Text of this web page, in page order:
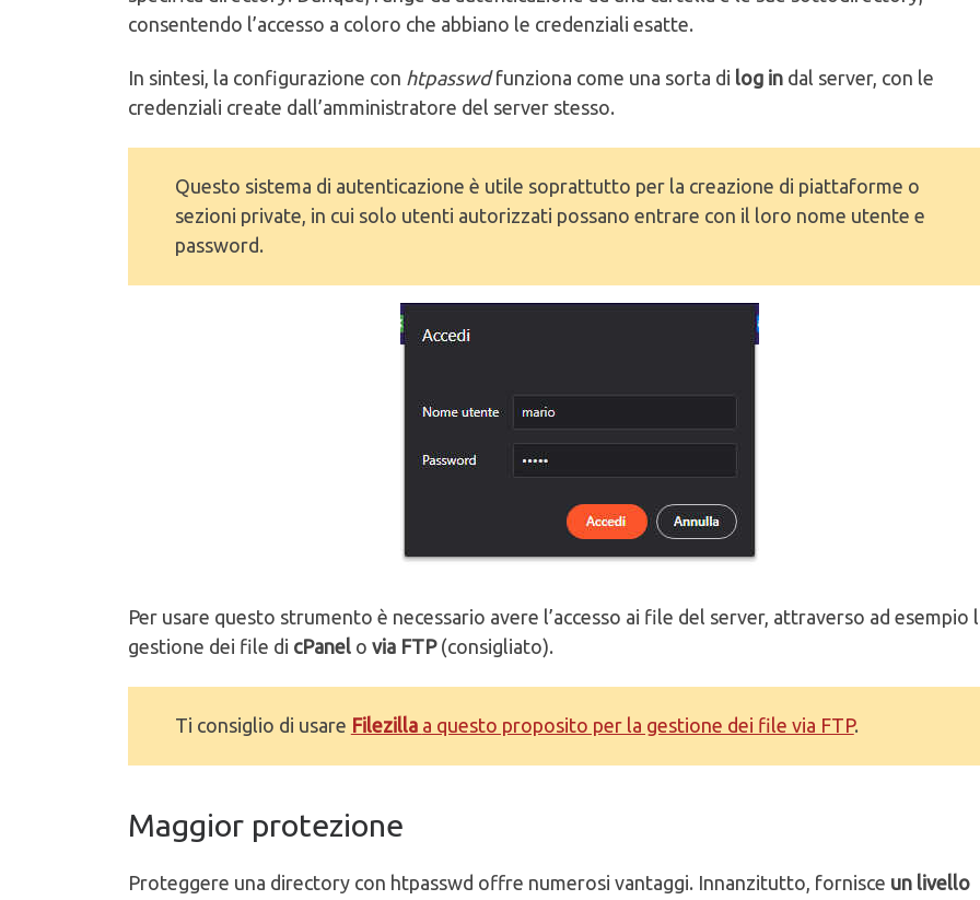
consentendo l’accesso a coloro che abbiano le credenziali esatte.
In sintesi, la configurazione con htpasswdfunziona come una sorta di log in dal server, con le
credenziali create dall’amministratore del server stesso.
Questo sistema di autenticazione è utile soprattutto per la creazione di piattaforme o
sezioni private, in cui solo utenti autorizzati possano entrare con il loro nome utente e
password.
Per usare questo strumento è necessario avere l’accesso ai file del server, attraverso ad esempio
gestione dei file di cPanel o via FTP(consigliato).
Ti consiglio di usare Filezilla a questo proposito per la gestione dei file via FTP.
Maggior protezione
Proteggere una directory con htpasswd offre numerosi vantaggi. Innanzitutto, fornisce un livello